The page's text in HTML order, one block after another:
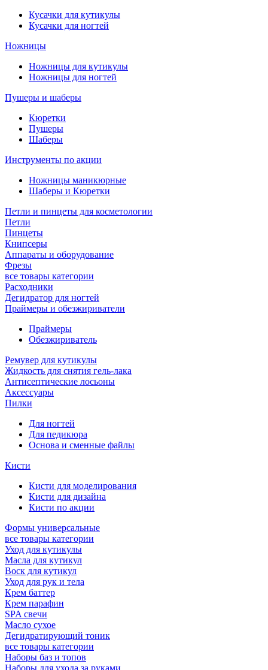
Кусачки для кутикулы
Кусачки для ногтей
Ножницы
Ножницы для кутикулы
Ножницы для ногтей
Пушеры и шаберы
Кюретки
Пушеры
Шаберы
Инструменты по акции
Ножницы маникюрные
Шаберы и Кюретки
Петли и пинцеты для косметологии
Петли
Пинцеты
Книпсеры
Аппараты и оборудование
Фрезы
все товары категории
Расходники
Дегидратор для ногтей
Праймеры и обезжириватели
Праймеры
Обезжириватель
Ремувер для кутикулы
Жидкость для снятия гель-лака
Антисептические лосьоны
Аксессуары
Пилки
Для ногтей
Для педикюра
Основа и сменные файлы
Кисти
Кисти для моделирования
Кисти для дизайна
Кисти по акции
Формы универсальные
все товары категории
Уход для кутикулы
Масла для кутикул
Воск для кутикул
Уход для рук и тела
Крем баттер
Крем парафин
SPA свечи
Масло сухое
Дегидратирующий тоник
все товары категории
Наборы баз и топов
Наборы для ухода за руками